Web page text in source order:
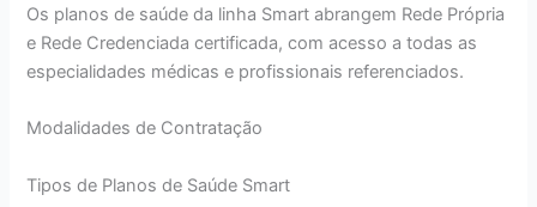
Os planos de saúde da linha Smart abrangem Rede Própria
e Rede Credenciada certificada, com acesso a todas as
especialidades médicas e profissionais referenciados.
Modalidades de Contratação
Tipos de Planos de Saúde Smart